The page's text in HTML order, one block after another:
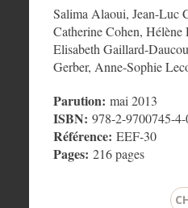
Salima Alaoui, Jean-Luc
Catherine Cohen,
Elisabeth Gaillard-
Gerber, Anne-Sophie
Parution: mai 2013
ISBN: 978-2-9700745-
Référence: EEF-30
Pages: 216 pages